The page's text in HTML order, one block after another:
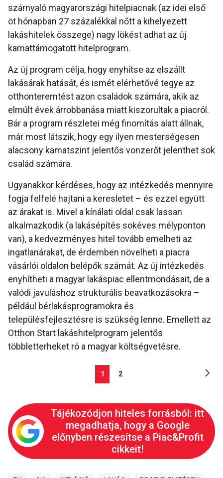
szárnyaló magyarországi hitelpiacnak (az idei első
öt hónapban 27 százalékkal nőtt a kihelyezett
lakáshitelek összege) nagy lökést adhat az új
kamattámogatott hitelprogram.
Az új program célja, hogy enyhítse az elszállt
lakásárak hatását, és ismét elérhetővé tegye az
otthonteremtést azon családok számára, akik az
elmúlt évek árrobbanása miatt kiszorultak a piacról.
Bár a program részletei még finomítás alatt állnak,
már most látszik, hogy egy ilyen mesterségesen
alacsony kamatszint jelentős vonzerőt jelenthet sok
család számára.
Ugyanakkor kérdéses, hogy az intézkedés mennyire
fogja felfelé hajtani a keresletet – és ezzel együtt
az árakat is. Mivel a kínálati oldal csak lassan
alkalmazkodik (a lakásépítés sokéves mélyponton
van), a kedvezményes hitel tovább emelheti az
ingatlanárakat, de érdemben növelheti a piacra
vásárlói oldalon belépők számát. Az új intézkedés
enyhítheti a magyar lakáspiac ellentmondásait, de a
valódi javuláshoz strukturális beavatkozásokra –
például bérlakásprogramokra és
településfejlesztésre is szükség lenne. Emellett az
Otthon Start lakáshitelprogram jelentős
többletterheket ró a magyar költségvetésre.
1 2
Tájékozódjon hiteles forrásból: itt
megadhatja, hogy a Google
előnyben részesítse a Piac&Profit
cikkeit!